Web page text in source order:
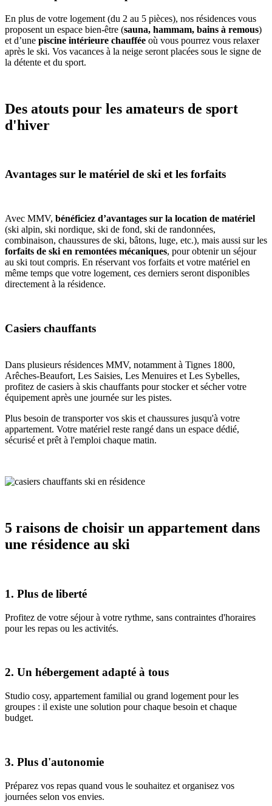
En plus de votre logement (du 2 au 5 pièces), nos résidences vous
proposent un espace bien-être (sauna, hammam, bains à remous)
et d’une piscine intérieure chauffée où vous pourrez vous relaxer
après le ski. Vos vacances à la neige seront placées sous le signe de
la détente et du sport.
Des atouts pour les amateurs de sport
d'hiver
Avantages sur le matériel de ski et les forfaits
Avec MMV, bénéficiez d’avantages sur la location de matériel
(ski alpin, ski nordique, ski de fond, ski de randonnées,
combinaison, chaussures de ski, bâtons, luge, etc.), mais aussi sur les
forfaits de ski en remontées mécaniques, pour obtenir un séjour
au ski tout compris. En réservant vos forfaits et votre matériel en
même temps que votre logement, ces derniers seront disponibles
directement à la résidence.
Casiers chauffants
Dans plusieurs résidences MMV, notamment à Tignes 1800,
Arêches-Beaufort, Les Saisies, Les Menuires et Les Sybelles,
profitez de casiers à skis chauffants pour stocker et sécher votre
équipement après une journée sur les pistes.
Plus besoin de transporter vos skis et chaussures jusqu'à votre
appartement. Votre matériel reste rangé dans un espace dédié,
sécurisé et prêt à l'emploi chaque matin.
5 raisons de choisir un appartement dans
une résidence au ski
1. Plus de liberté
Profitez de votre séjour à votre rythme, sans contraintes d'horaires
pour les repas ou les activités.
2. Un hébergement adapté à tous
Studio cosy, appartement familial ou grand logement pour les
groupes : il existe une solution pour chaque besoin et chaque
budget.
3. Plus d'autonomie
Préparez vos repas quand vous le souhaitez et organisez vos
journées selon vos envies.